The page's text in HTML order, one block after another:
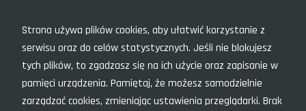
Strona używa plików cookies, aby ułatwić korzystanie z
serwisu oraz do celów statystycznych. Jeśli nie blokujesz
tych plików, to zgadzasz się na ich użycie oraz zapisanie w
pamięci urządzenia. Pamiętaj, że możesz samodzielnie
zarządzać cookies, zmieniając ustawienia przeglądarki. Brak